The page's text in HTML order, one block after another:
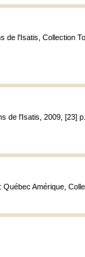
de l'Isatis, Collection
de l'Isatis, 2009, [23]
: Québec Amérique,